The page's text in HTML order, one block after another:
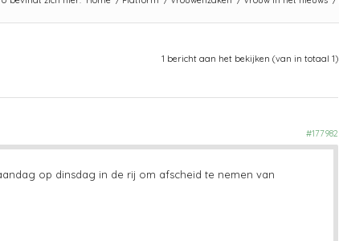
1 bericht aan het bekijken (van in totaal 1)
#177982
op dinsdag in de rij om afscheid te nemen van